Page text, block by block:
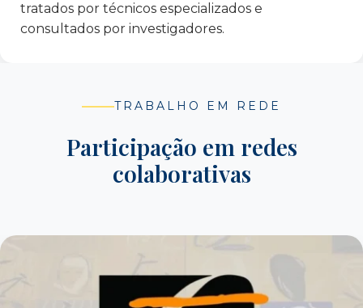
tratados por técnicos especializados e
consultados por investigadores.
TRABALHO EM REDE
Participação em redes
colaborativas